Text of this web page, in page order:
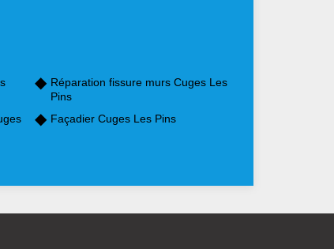
Réparation fissure murs Cuges Les
Pins
Façadier Cuges Les Pins